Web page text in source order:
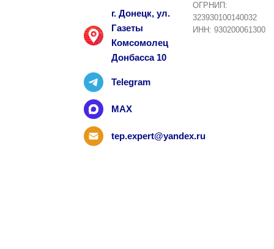
г. Донецк, ул.
Газеты
Комсомолец
Донбасса 10
Telegram
MAX
tep.expert@yandex.ru
ОГРНИП:
323930100140032
ИНН: 930200061300